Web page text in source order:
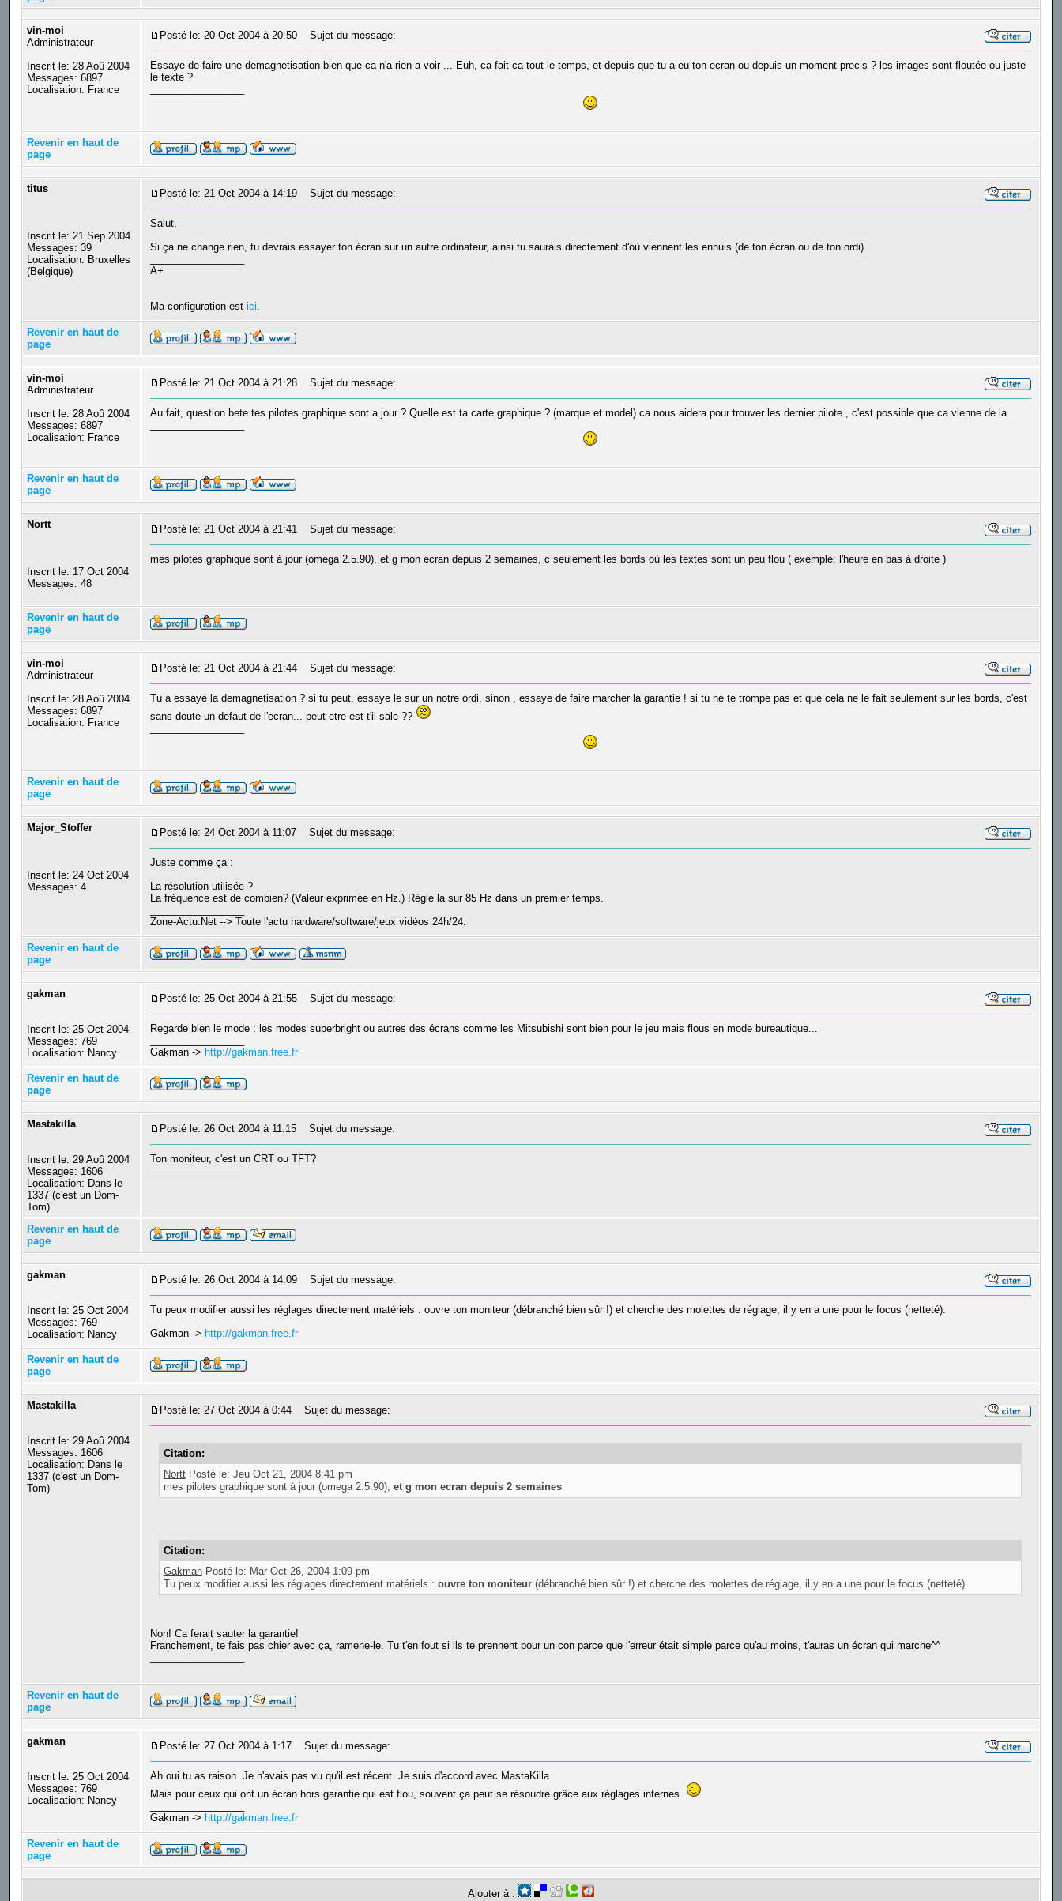
vin-moi
Administrateur
Inscrit le: 28 Aoû 2004
Messages: 6897
Localisation: France
Posté le: 20 Oct 2004 à 20:50 Sujet du message:
Essaye de faire une demagnetisation bien que ca n'a rien a voir ... Euh, ca fait ca tout le temps, et depuis que tu a eu ton ecran ou depuis un moment precis ? les images sont floutée ou juste
le texte ?
Revenir en haut de
page
titus
Inscrit le: 21 Sep 2004
Messages: 39
Localisation: Bruxelles
(Belgique)
Posté le: 21 Oct 2004 à 14:19 Sujet du message:
Salut,
Si ça ne change rien, tu devrais essayer ton écran sur un autre ordinateur, ainsi tu saurais directement d'où viennent les ennuis (de ton écran ou de ton ordi).
A+
Ma configuration est ici.
Revenir en haut de
page
vin-moi
Administrateur
Inscrit le: 28 Aoû 2004
Messages: 6897
Localisation: France
Posté le: 21 Oct 2004 à 21:28 Sujet du message:
Au fait, question bete tes pilotes graphique sont a jour ? Quelle est ta carte graphique ? (marque et model) ca nous aidera pour trouver les dernier pilote , c'est possible que ca vienne de la.
Revenir en haut de
page
Nortt
Inscrit le: 17 Oct 2004
Messages: 48
Posté le: 21 Oct 2004 à 21:41 Sujet du message:
mes pilotes graphique sont à jour (omega 2.5.90), et g mon ecran depuis 2 semaines, c seulement les bords où les textes sont un peu flou ( exemple: l'heure en bas à droite )
Revenir en haut de
page
vin-moi
Administrateur
Inscrit le: 28 Aoû 2004
Messages: 6897
Localisation: France
Posté le: 21 Oct 2004 à 21:44 Sujet du message:
Tu a essayé la demagnetisation ? si tu peut, essaye le sur un notre ordi, sinon , essaye de faire marcher la garantie ! si tu ne te trompe pas et que cela ne le fait seulement sur les bords, c'est
sans doute un defaut de l'ecran... peut etre est t'il sale ??
Revenir en haut de
page
Major_Stoffer
Inscrit le: 24 Oct 2004
Messages: 4
Posté le: 24 Oct 2004 à 11:07 Sujet du message:
Juste comme ça :
La résolution utilisée ?
La fréquence est de combien? (Valeur exprimée en Hz.) Règle la sur 85 Hz dans un premier temps.
Zone-Actu.Net --> Toute l'actu hardware/software/jeux vidéos 24h/24.
Revenir en haut de
page
gakman
Inscrit le: 25 Oct 2004
Messages: 769
Localisation: Nancy
Posté le: 25 Oct 2004 à 21:55 Sujet du message:
Regarde bien le mode : les modes superbright ou autres des écrans comme les Mitsubishi sont bien pour le jeu mais flous en mode bureautique...
Gakman -> http://gakman.free.fr
Revenir en haut de
page
Mastakilla
Inscrit le: 29 Aoû 2004
Messages: 1606
Localisation: Dans le
1337 (c'est un Dom-
Tom)
Posté le: 26 Oct 2004 à 11:15 Sujet du message:
Ton moniteur, c'est un CRT ou TFT?
Revenir en haut de
page
gakman
Inscrit le: 25 Oct 2004
Messages: 769
Localisation: Nancy
Posté le: 26 Oct 2004 à 14:09 Sujet du message:
Tu peux modifier aussi les réglages directement matériels : ouvre ton moniteur (débranché bien sûr !) et cherche des molettes de réglage, il y en a une pour le focus (netteté).
Gakman -> http://gakman.free.fr
Revenir en haut de
page
Mastakilla
Inscrit le: 29 Aoû 2004
Messages: 1606
Localisation: Dans le
1337 (c'est un Dom-
Tom)
Posté le: 27 Oct 2004 à 0:44 Sujet du message:
Citation:
NorttPosté le: Jeu Oct 21, 2004 8:41 pm
mes pilotes graphique sont à jour (omega 2.5.90), et g mon ecran depuis 2 semaines
Citation:
GakmanPosté le: Mar Oct 26, 2004 1:09 pm
Tu peux modifier aussi les réglages directement matériels : ouvre ton moniteur(débranché bien sûr !) et cherche des molettes de réglage, il y en a une pour le focus (netteté).
Non! Ca ferait sauter la garantie!
Franchement, te fais pas chier avec ça, ramene-le. Tu t'en fout si ils te prennent pour un con parce que l'erreur était simple parce qu'au moins, t'auras un écran qui marche^^
Revenir en haut de
page
gakman
Inscrit le: 25 Oct 2004
Messages: 769
Localisation: Nancy
Posté le: 27 Oct 2004 à 1:17 Sujet du message:
Ah oui tu as raison. Je n'avais pas vu qu'il est récent. Je suis d'accord avec MastaKilla.
Mais pour ceux qui ont un écran hors garantie qui est flou, souvent ça peut se résoudre grâce aux réglages internes.
Gakman -> http://gakman.free.fr
Revenir en haut de
page
Ajouter à :